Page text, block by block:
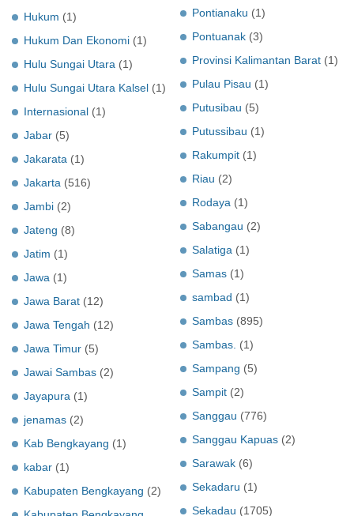
Hukum (1)
Hukum Dan Ekonomi (1)
Hulu Sungai Utara (1)
Hulu Sungai Utara Kalsel (1)
Internasional (1)
Jabar (5)
Jakarata (1)
Jakarta (516)
Jambi (2)
Jateng (8)
Jatim (1)
Jawa (1)
Jawa Barat (12)
Jawa Tengah (12)
Jawa Timur (5)
Jawai Sambas (2)
Jayapura (1)
jenamas (2)
Kab Bengkayang (1)
kabar (1)
Kabupaten Bengkayang (2)
Pontianaku (1)
Pontuanak (3)
Provinsi Kalimantan Barat (1)
Pulau Pisau (1)
Putusibau (5)
Putussibau (1)
Rakumpit (1)
Riau (2)
Rodaya (1)
Sabangau (2)
Salatiga (1)
Samas (1)
sambad (1)
Sambas (895)
Sambas. (1)
Sampang (5)
Sampit (2)
Sanggau (776)
Sanggau Kapuas (2)
Sarawak (6)
Sekadaru (1)
Sekadau (1705)